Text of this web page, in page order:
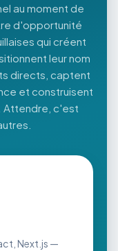
au moment de
d'opportunité
qui créent
leur nom
directs, captent
et construisent
Attendre, c'est
Next.js —